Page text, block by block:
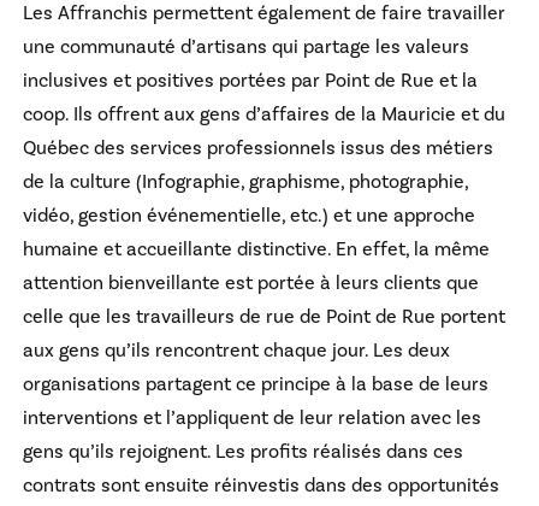
Les Affranchis permettent également de faire travailler
une communauté d’artisans qui partage les valeurs
inclusives et positives portées par Point de Rue et la
coop. Ils offrent aux gens d’affaires de la Mauricie et du
Québec des services professionnels issus des métiers
de la culture (Infographie, graphisme, photographie,
vidéo, gestion événementielle, etc.) et une approche
humaine et accueillante distinctive. En effet, la même
attention bienveillante est portée à leurs clients que
celle que les travailleurs de rue de Point de Rue portent
aux gens qu’ils rencontrent chaque jour. Les deux
organisations partagent ce principe à la base de leurs
interventions et l’appliquent de leur relation avec les
gens qu’ils rejoignent. Les profits réalisés dans ces
contrats sont ensuite réinvestis dans des opportunités